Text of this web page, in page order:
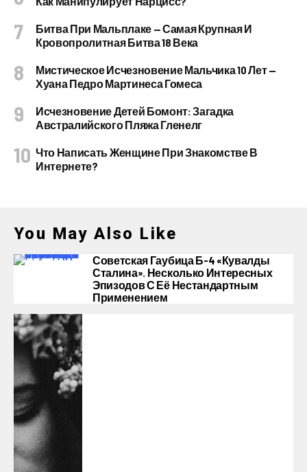
Битва При Мальплаке — Самая Крупная И
Кровопролитная Битва 18 Века
Мистическое Исчезновение Мальчика 10 Лет —
Хуана Педро Мартинеса Гомеса
Исчезновение Детей Бомонт: Загадка
Австралийского Пляжа Гленелг
Что Написать Женщине При Знакомстве В
Интернете?
You May Also Like
Советская Гаубица Б-4 «Кувалды
Сталина». Несколько Интересных
Эпизодов С Её Нестандартным
Применением